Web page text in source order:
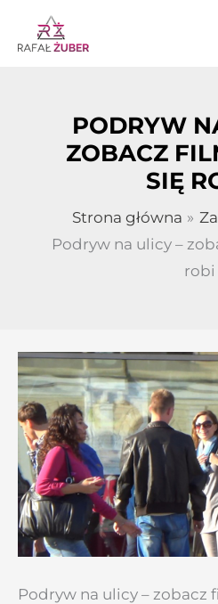
Przejdź
do
PODRYW
ZOBACZ
SIĘ
Strona główna
Podryw na ulicy –
robi
Podryw na ulicy – zobacz